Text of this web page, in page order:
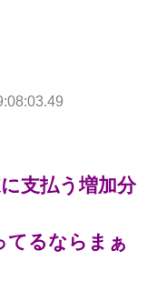
支払う増加分
てるならまぁ